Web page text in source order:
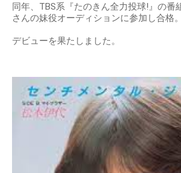
同年、TBS系『たのきん全力投球!』の番
さんの妹役オーディションに参加し合格。
デビューを果たしました。